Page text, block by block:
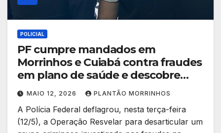
POLICIAL
PF cumpre mandados em
Morrinhos e Cuiabá contra fraudes
em plano de saúde e descobre
laboratório clandestino
MAIO 12, 2026 PLANTÃO MORRINHOS
A Polícia Federal deflagrou, nesta terça-feira
(12/5), a Operação Resvelar para desarticular um